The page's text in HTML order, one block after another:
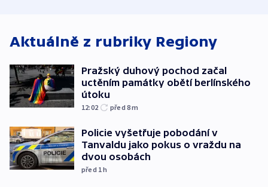
Aktuálně z rubriky Regiony
Pražský duhový pochod začal
uctěním památky obětí berlínského
útoku
12:02 před 8m
Policie vyšetřuje pobodání v
Tanvaldu jako pokus o vraždu na
dvou osobách
před 1h